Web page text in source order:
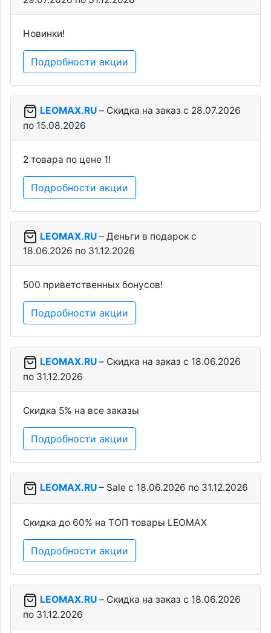
Новинки!
Подробности акции
LEOMAX.RU – Скидка на заказ c 28.07.2026
по 15.08.2026
2 товара по цене 1!
Подробности акции
LEOMAX.RU – Деньги в подарок c
18.06.2026 по 31.12.2026
500 приветственных бонусов!
Подробности акции
LEOMAX.RU – Скидка на заказ c 18.06.2026
по 31.12.2026
Скидка 5% на все заказы
Подробности акции
LEOMAX.RU – Sale c 18.06.2026 по 31.12.2026
Скидка до 60% на ТОП товары LEOMAX
Подробности акции
LEOMAX.RU – Скидка на заказ c 18.06.2026
по 31.12.2026